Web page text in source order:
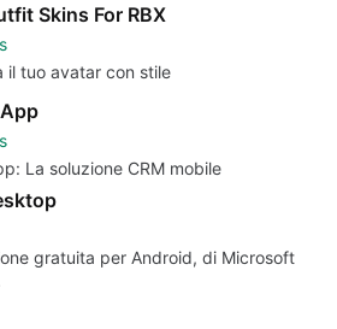
Skins For RBX
il tuo avatar con stile
La soluzione CRM mobile
gratuita per Android, di Microsoft